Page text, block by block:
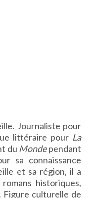
Journaliste pour
littéraire pour La
du Mondependant
sa connaissance
et sa région, il a
historiques,
Figure culturelle de